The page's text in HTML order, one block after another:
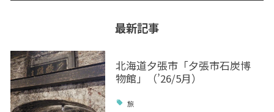
最新記事
北海道夕張市「夕張市石炭博
物館」（’26/5月）
旅